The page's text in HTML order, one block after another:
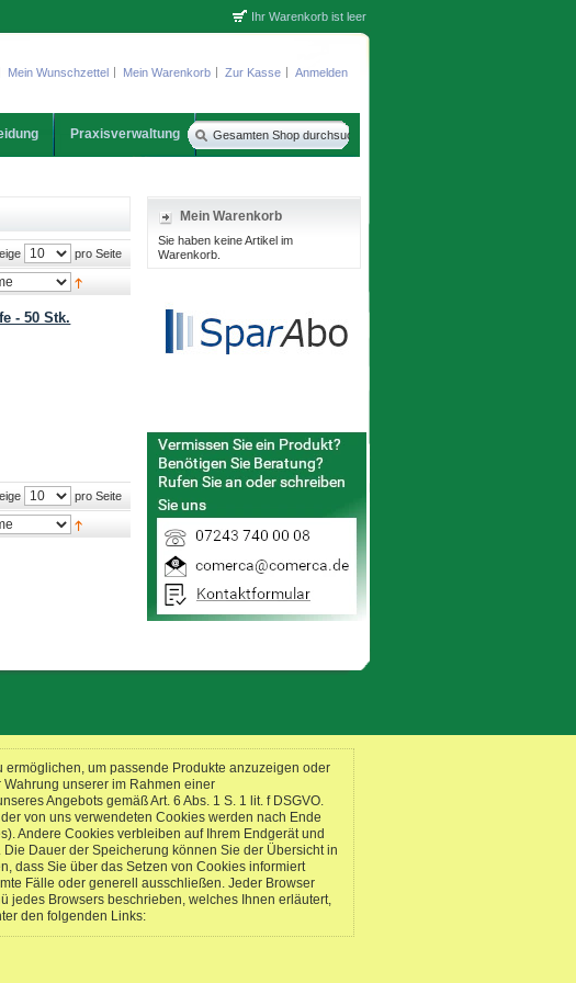
Mein Wunschzettel Mein Warenkorb Zur Kasse Anmelden
Ihr Warenkorb ist leer
Praxisverwaltung
pro Seite
- 50 Stk.
pro Seite
Mein Warenkorb
Sie haben keine Artikel im
Warenkorb.
um passende Produkte anzuzeigen oder
unserer im Rahmen einer
Angebots gemäß Art. 6 Abs. 1 S. 1 lit. f DSGVO.
von uns verwendeten Cookies werden nach Ende
Andere Cookies verbleiben auf Ihrem Endgerät und
Dauer der Speicherung können Sie der Übersicht in
dass Sie über das Setzen von Cookies informiert
Fälle oder generell ausschließen. Jeder Browser
jedes Browsers beschrieben, welches Ihnen erläutert,
den folgenden Links: